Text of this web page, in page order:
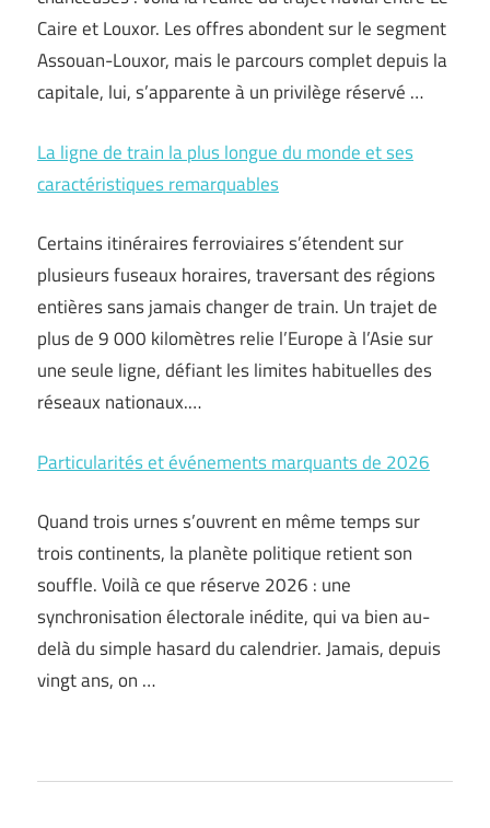
Caire et Louxor. Les offres abondent sur le segment
Assouan-Louxor, mais le parcours complet depuis la
capitale, lui, s’apparente à un privilège réservé …
La ligne de train la plus longue du monde et ses
caractéristiques remarquables
Certains itinéraires ferroviaires s’étendent sur
plusieurs fuseaux horaires, traversant des régions
entières sans jamais changer de train. Un trajet de
plus de 9 000 kilomètres relie l’Europe à l’Asie sur
une seule ligne, défiant les limites habituelles des
réseaux nationaux.…
Particularités et événements marquants de 2026
Quand trois urnes s’ouvrent en même temps sur
trois continents, la planète politique retient son
souffle. Voilà ce que réserve 2026 : une
synchronisation électorale inédite, qui va bien au-
delà du simple hasard du calendrier. Jamais, depuis
vingt ans, on …